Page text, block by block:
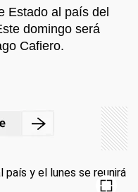
Estado al país del
domingo será
Cafiero.